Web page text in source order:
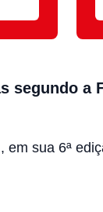
segundo a
, em sua 6ª